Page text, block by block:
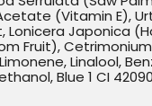
(Vitamin E),
Japonica
Fruit), Cetrimonium
Linalool,
Blue 1 CI